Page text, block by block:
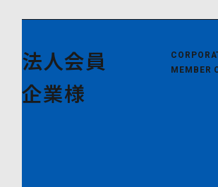
法人会員
企業様
MEMBER